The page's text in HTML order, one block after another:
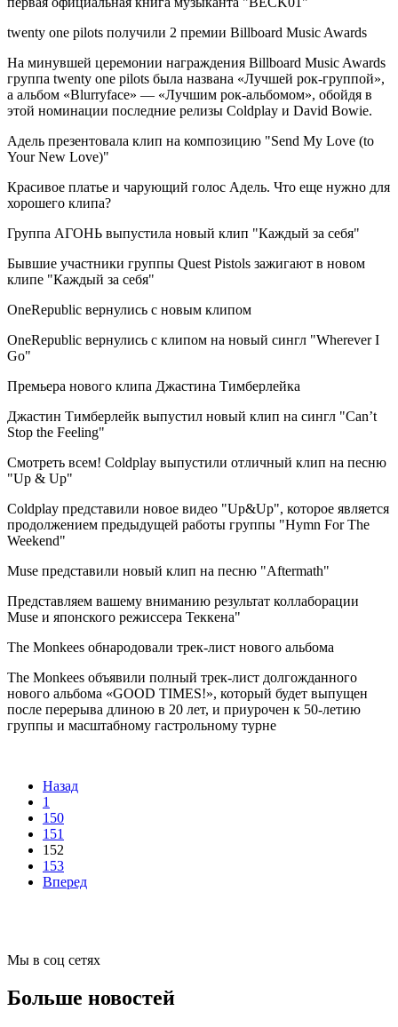
twenty one pilots получили 2 премии Billboard Music Awards
На минувшей церемонии награждения Billboard Music Awards
группа twenty one pilots была названа «Лучшей рок-группой»,
а альбом «Blurryface» — «Лучшим рок-альбомом», обойдя в
этой номинации последние релизы Coldplay и David Bowie.
Адель презентовала клип на композицию "Send My Love (to
Your New Love)"
Красивое платье и чарующий голос Адель. Что еще нужно для
хорошего клипа?
Группа АГОНЬ выпустила новый клип "Каждый за себя"
Бывшие участники группы Quest Pistols зажигают в новом
клипе "Каждый за себя"
OneRepublic вернулись с новым клипом
OneRepublic вернулись с клипом на новый сингл "Wherever I
Go"
Премьера нового клипа Джастина Тимберлейка
Джастин Тимберлейк выпустил новый клип на сингл "Can’t
Stop the Feeling"
Смотреть всем! Coldplay выпустили отличный клип на песню
"Up & Up"
Coldplay представили новое видео "Up&Up", которое является
продолжением предыдущей работы группы "Hymn For The
Weekend"
Muse представили новый клип на песню "Aftermath"
Представляем вашему вниманию результат коллаборации
Muse и японского режиссера Теккена"
The Monkees обнародовали трек-лист нового альбома
The Monkees объявили полный трек-лист долгожданного
нового альбома «GOOD TIMES!», который будет выпущен
после перерыва длиною в 20 лет, и приурочен к 50-летию
группы и масштабному гастрольному турне
Назад
1
150
151
152
153
Вперед
Мы в соц сетях
Больше новостей